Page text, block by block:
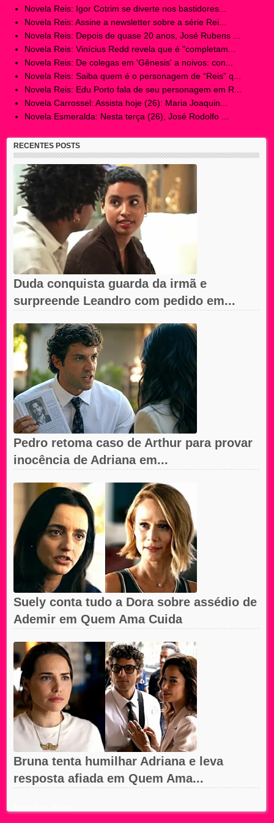
Novela Reis: Igor Cotrim se diverte nos bastidores...
Novela Reis: Assine a newsletter sobre a série Rei...
Novela Reis: Depois de quase 20 anos, José Rubens ...
Novela Reis: Vinícius Redd revela que é "completam...
Novela Reis: De colegas em 'Gênesis' a noivos: con...
Novela Reis: Saiba quem é o personagem de “Reis” q...
Novela Reis: Edu Porto fala de seu personagem em R...
Novela Carrossel: Assista hoje (26): Maria Joaquin...
Novela Esmeralda: Nesta terça (26), José Rodolfo ...
RECENTES POSTS
Duda conquista guarda da irmã e
surpreende Leandro com pedido em...
Pedro retoma caso de Arthur para provar
inocência de Adriana em...
Suely conta tudo a Dora sobre assédio de
Ademir em Quem Ama Cuida
Bruna tenta humilhar Adriana e leva
resposta afiada em Quem Ama...